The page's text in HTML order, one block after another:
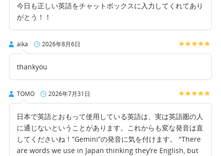
今日も正しい英語をチャットボックスに入力してくれてあり
がとう！！
aika 2026年8月6日
thankyou
TOMO 2026年7月31日
日本で英語とおもって使用している英語は、実は英語圏の人
に通じないということがあります。これからも変な発音は直
してくださいね！”Gemini”の発音に気を付けます。 "There
are words we use in Japan thinking they’re English, but